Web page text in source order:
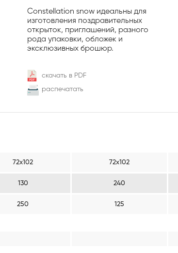
Constellation snow идеальны для
изготовления поздравительных
открыток, приглашений, разного
рода упаковки, обложек и
эксклюзивных брошюр.
скачать в PDF
распечатать
72х102 72х102
130 240
250 125